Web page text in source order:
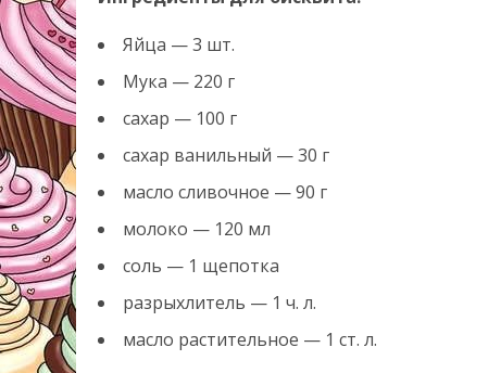
Яйца — 3 шт.
Мука — 220 г
сахар — 100 г
сахар ванильный — 30 г
масло сливочное — 90 г
молоко — 120 мл
соль — 1 щепотка
разрыхлитель — 1 ч. л.
масло растительное — 1 ст. л.